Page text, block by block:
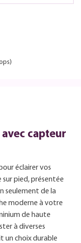
capteur
éclairer vos
pied, présentée
seulement de la
moderne à votre
de haute
à diverses
un choix durable